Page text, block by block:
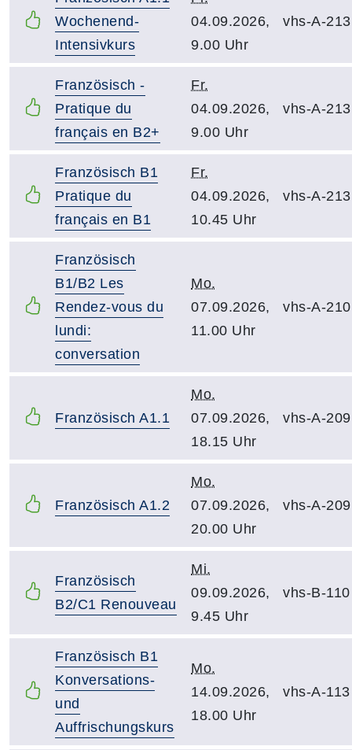
Wochenend-
Intensivkurs
04.09.2026,
9.00 Uhr
vhs-A-213
Französisch -
Pratique du
français en B2+
Fr.
04.09.2026,
9.00 Uhr
vhs-A-213
Französisch B1
Pratique du
français en B1
Fr.
04.09.2026,
10.45 Uhr
vhs-A-213
Französisch
B1/B2 Les
Rendez-vous du
lundi:
conversation
Mo.
07.09.2026,
11.00 Uhr
vhs-A-210
Französisch A1.1
Mo.
07.09.2026,
18.15 Uhr
vhs-A-209
Französisch A1.2
Mo.
07.09.2026,
20.00 Uhr
vhs-A-209
Französisch
B2/C1 Renouveau
Mi.
09.09.2026,
9.45 Uhr
vhs-B-110
Französisch B1
Konversations-
und
Auffrischungskurs
Mo.
14.09.2026,
18.00 Uhr
vhs-A-113